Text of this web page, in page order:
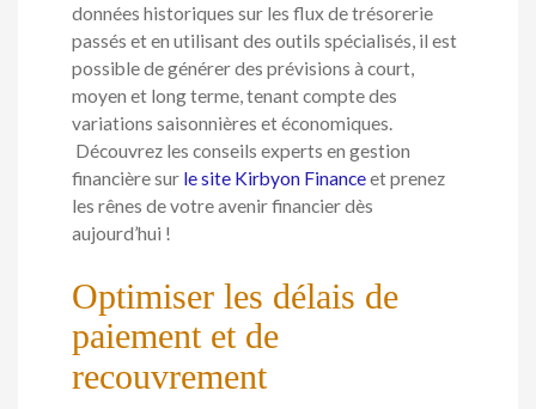
données historiques sur les flux de trésorerie
passés et en utilisant des outils spécialisés, il est
possible de générer des prévisions à court,
moyen et long terme, tenant compte des
variations saisonnières et économiques.
Découvrez les conseils experts en gestion
financière sur le site Kirbyon Financeet prenez
les rênes de votre avenir financier dès
aujourd’hui !
Optimiser les délais de
paiement et de
recouvrement